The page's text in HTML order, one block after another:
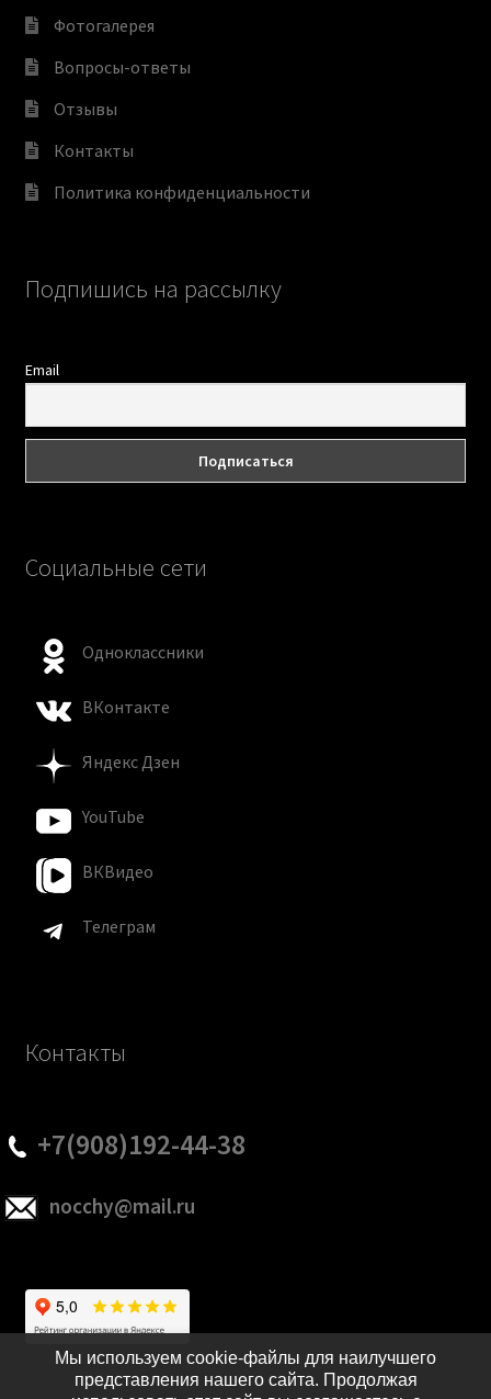
Фотогалерея
Вопросы-ответы
Отзывы
Контакты
Политика конфиденциальности
Подпишись на рассылку
Email
Социальные сети
Одноклассники
ВКонтакте
Яндекс Дзен
YouTube
ВКВидео
Телеграм
Контакты
+7(908)192-44-38
nocchy@mail.ru
Мы используем cookie-файлы для наилучшего
представления нашего сайта. Продолжая